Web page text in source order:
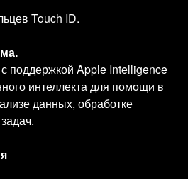
Touch ID.
поддержкой Apple Intelligence
интеллекта для помощи в
данных, обработке